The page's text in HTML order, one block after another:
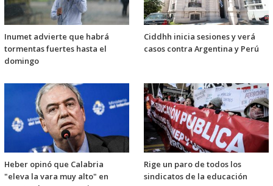
Inumet advierte que habrá
tormentas fuertes hasta el
domingo
Ciddhh inicia sesiones y verá
casos contra Argentina y Perú
Heber opinó que Calabria
"eleva la vara muy alto" en
Rige un paro de todos los
sindicatos de la educación